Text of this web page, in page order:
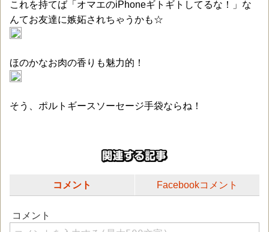
これを持てば「オマエのiPhoneギトギトしてるな！」な
んてお友達に嫉妬されちゃうかも☆
ほのかなお肉の香りも魅力的！
そう、ポルトギースソーセージ手袋ならね！
コメント Facebookコメント